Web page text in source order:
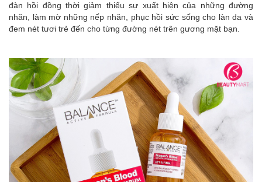
đàn hồi đồng thời giảm thiểu sự xuất hiện của những đường
nhăn, làm mờ những nếp nhăn, phục hồi sức sống cho làn da và
đem nét tươi trẻ đến cho từng đường nét trên gương mặt bạn.